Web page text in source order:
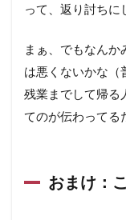
って、返り討ちに
まぁ、でもなんか
は悪くないかな（
残業までして帰る
てのが伝わってる
おまけ：